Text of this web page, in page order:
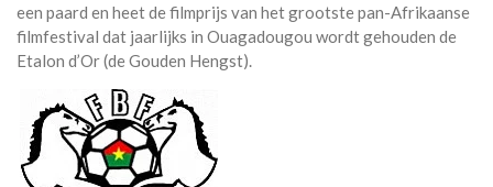
een paard en heet de filmprijs van het grootste pan-Afrikaanse
filmfestival dat jaarlijks in Ouagadougou wordt gehouden de
Etalon d’Or (de Gouden Hengst).